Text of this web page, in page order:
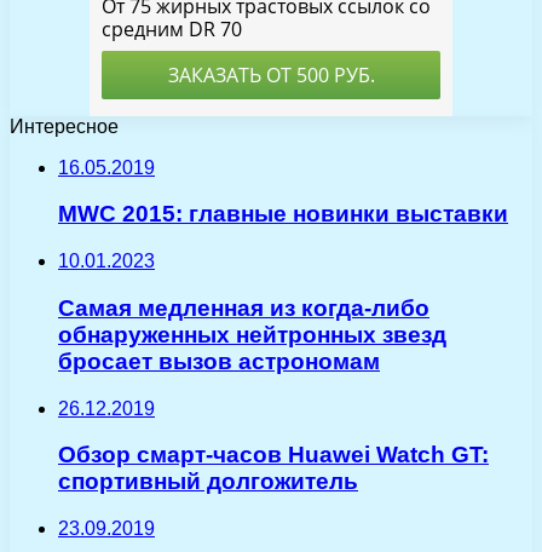
Интересное
16.05.2019
MWC 2015: главные новинки выставки
10.01.2023
Самая медленная из когда-либо
обнаруженных нейтронных звезд
бросает вызов астрономам
26.12.2019
Обзор смарт-часов Huawei Watch GT:
спортивный долгожитель
23.09.2019